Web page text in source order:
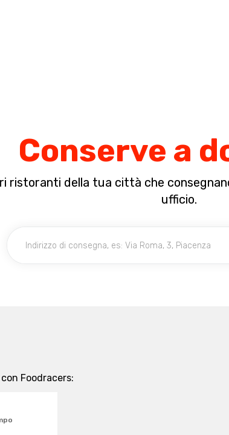
Conserve a
ristoranti della tua città che
ufficio.
Foodracers: